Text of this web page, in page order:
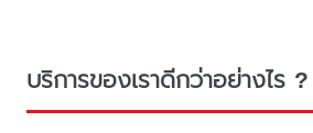
บริการของเราดีกว่าอย่างไร ?